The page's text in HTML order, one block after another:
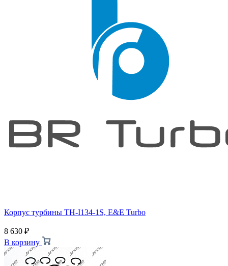
Корпус турбины TH-I134-1S, E&E Turbo
8 630 ₽
В корзину